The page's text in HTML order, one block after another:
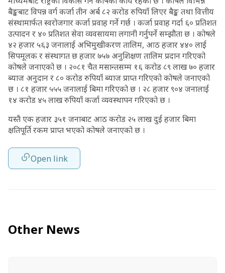
बैङ्कबाट विपन्न वर्ग कर्जा तीन अर्ब ८२ करोड रुपियाँ लिएर बैङ्क तथा वित्तीय
संस्थामार्फत स्वरोजगार कर्जा प्रवाह गर्ने गर्छ । कर्जा प्रवाह गर्दा ६० प्रतिशत
उत्पादन र ४० प्रतिशत सेवा व्यवसायमा लगानी गर्नुपर्ने सम्झौता छ । कोषले
४२ हजार ५६३ जनालाई अभिमुखीकरण तालिम, आठ हजार ४४० लाई
सिपमूलक र संस्थागत छ हजार ७५७ अनुशिक्षण तालिम प्रदान गरिएको
कोषले जनाएको छ । २०८१ चैत मसान्तसम्म १६ करोड ८९ लाख ७० हजार
ब्याज अनुदान र ८० करोड रुपियाँ ब्याज प्राप्त गरिएको कोषले जनाएको
छ । ८१ हजार ५५५ जनालाई बिमा गरिएको छ । २८ हजार ९०४ जनालाई
१४ करोड ४५ लाख रुपियाँ कर्जा व्यवस्थापन गरिएको छ ।
यस्तै एक हजार ३५१ जनाबाट आठ करोड २५ लाख दुई हजार बिमा
क्षतिपूर्ति रकम प्राप्त भएको कोषले जनाएको छ ।
Open link
Other News